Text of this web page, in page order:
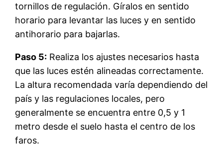
tornillos de regulación. Gíralos en sentido
horario para levantar las luces y en sentido
antihorario para bajarlas.
Paso 5: Realiza los ajustes necesarios hasta
que las luces estén alineadas correctamente.
La altura recomendada varía dependiendo del
país y las regulaciones locales, pero
generalmente se encuentra entre 0,5 y 1
metro desde el suelo hasta el centro de los
faros.